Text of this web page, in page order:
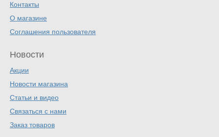
Контакты
О магазине
Соглашения пользователя
Новости
Акции
Новости магазина
Статьи и видео
Связаться с нами
Заказ товаров